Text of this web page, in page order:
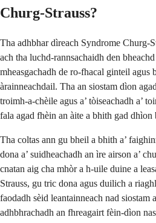
Churg-Strauss?
Tha adhbhar dìreach Syndrome Churg-
ach tha luchd-rannsachaidh den
mheasgachadh de ro-fhacal ginteil agus
àrainneachdail. Tha an siostam dìon
troimh-a-chèile agus a’ tòiseachadh a’
fala agad fhèin an àite a bhith gad dhìon
Tha coltas ann gu bheil a bhith a’
dona a’ suidheachadh an ìre airson a’
cnatan aig cha mhòr a h-uile duine a
Strauss, gu tric dona agus duilich a
faodadh sèid leantainneach nad siostam
adhbhrachadh an fhreagairt fèin-dìon